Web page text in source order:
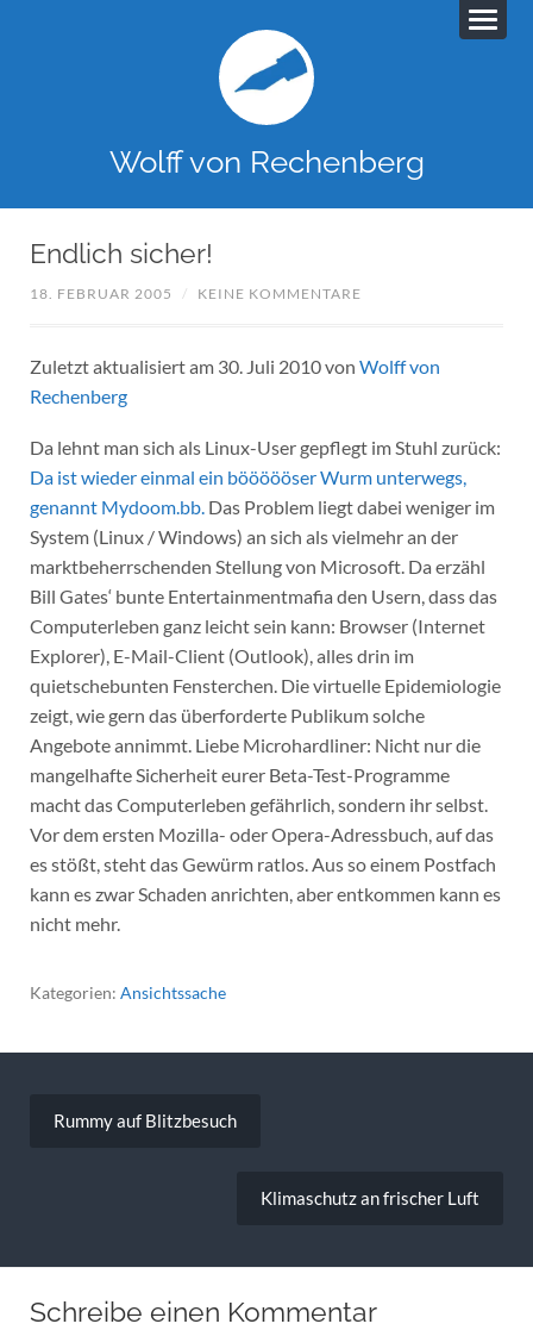
Wolff von Rechenberg
Endlich sicher!
18. FEBRUAR 2005 / KEINE KOMMENTARE
Zuletzt aktualisiert am 30. Juli 2010 von Wolff von
Rechenberg
Da lehnt man sich als Linux-User gepflegt im Stuhl zurück:
Da ist wieder einmal ein böööööser Wurm unterwegs,
genannt Mydoom.bb.Das Problem liegt dabei weniger im
System (Linux / Windows) an sich als vielmehr an der
marktbeherrschenden Stellung von Microsoft. Da erzähl
Bill Gates‘ bunte Entertainmentmafia den Usern, dass das
Computerleben ganz leicht sein kann: Browser (Internet
Explorer), E-Mail-Client (Outlook), alles drin im
quietschebunten Fensterchen. Die virtuelle Epidemiologie
zeigt, wie gern das überforderte Publikum solche
Angebote annimmt. Liebe Microhardliner: Nicht nur die
mangelhafte Sicherheit eurer Beta-Test-Programme
macht das Computerleben gefährlich, sondern ihr selbst.
Vor dem ersten Mozilla- oder Opera-Adressbuch, auf das
es stößt, steht das Gewürm ratlos. Aus so einem Postfach
kann es zwar Schaden anrichten, aber entkommen kann es
nicht mehr.
Kategorien: Ansichtssache
Rummy auf Blitzbesuch
Klimaschutz an frischer Luft
Schreibe einen Kommentar